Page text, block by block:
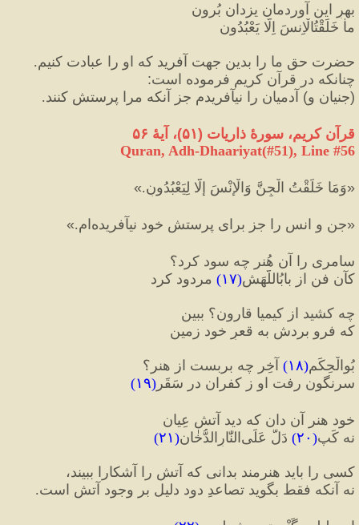
بهرِ این آوردمان یزدان بُرون
ماٰ خَلَقْتُ‎الْاِنسَ اِلّا یَعْبُدُون
چنانکه در قرآن کریم فرموده است:
(جنیان و) آدمیان را نیآفریدم جز آنکه مرا پرستش کنند.
قرآن کریم، سورهٔ ذاریات (۵۱)، آیهٔ ۵۶
Quran, Adh-Dhaariyat(#51), Line #56
«وَمَا خَلَقْتُ الْجِنَّ وَالْإِنْسَ إِلَّا لِيَعْبُدُونِ.»
«جن و انس را جز براى پرستش خود نيآفريده‌ام. »
سامری را آن هُنر چه سود کرد؟
کآن فن از بابُ‎اللَّهَش
(۱۷) مردود کرد
چه کشید از کیمیا قارون؟ ببین
که فرو بردش به قعرِ خود زمین
بُوالْحِکَم(۱۸) آخِر چه بربست از هنر؟
سرنگون رفت او ز کفران در سَقَر (۱۹)
خود هنر آن دان که دید آتش عِیان
نه کَپِ( ۲۰) دَلَّ عَلَی‏‌النّٰارِالدُّخٰان (۲۱)
کسی را باید هنرمند بدانی که آتش را آشکارا ببیند،
نه آنکه فقط بگوید تصاعدِ دود دلیل بر وجود آتش است.